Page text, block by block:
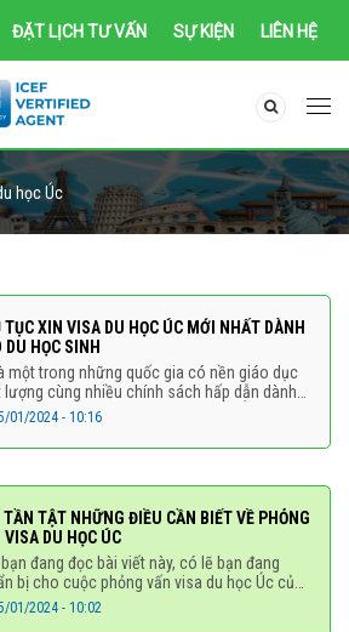
ĐẶT LỊCH TƯ VẤN SỰ KIỆN LIÊN HỆ
học Úc
TỤC XIN VISA DU HỌC ÚC MỚI NHẤT DÀNH
DU HỌC SINH
một trong những quốc gia có nền giáo dục
lượng cùng nhiều chính sách hấp dẫn dành
cho du học sinh. Do đó, đi du học Úc luôn là
hàng
01/2024 - 10:16
TẬT NHỮNG ĐIỀU CẦN BIẾT VỀ PHỎNG
VISA DU HỌC ÚC
bạn đang đọc bài viết này, có lẽ bạn đang
bị cho cuộc phỏng vấn visa du học Úc của
đúng không nào? Vậy thì đây sẽ là bài viết
cho bạn!
01/2024 - 10:02